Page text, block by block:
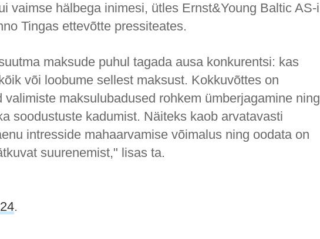
vaimse hälbega inimesi, ütles Ernst&Young Baltic AS-i
Tingas ettevõtte pressiteates.
maksude puhul tagada ausa konkurentsi: kas
või loobume sellest maksust. Kokkuvõttes on
valimiste maksulubadused rohkem ümberjagamine ning
soodustuste kadumist. Näiteks kaob arvatavasti
intresside mahaarvamise võimalus ning oodata on
suurenemist," lisas ta.
.